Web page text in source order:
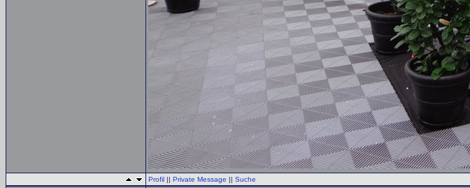
Profil || Private Message || Suche